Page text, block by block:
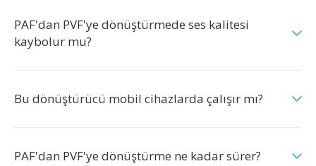
PAF'dan PVF'ye dönüştürmede ses kalitesi
kaybolur mu?
Bu dönüştürücü mobil cihazlarda çalışır mı?
PAF'dan PVF'ye dönüştürme ne kadar sürer?